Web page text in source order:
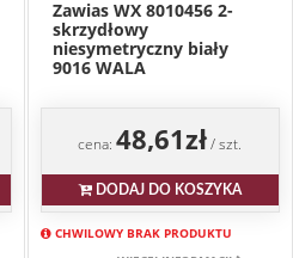
Zawias WX 8010456 2-
skrzydłowy
niesymetryczny biały
9016 WALA
cena:48,61zł/ szt.
DODAJ DO KOSZYKA
CHWILOWY BRAK PRODUKTU